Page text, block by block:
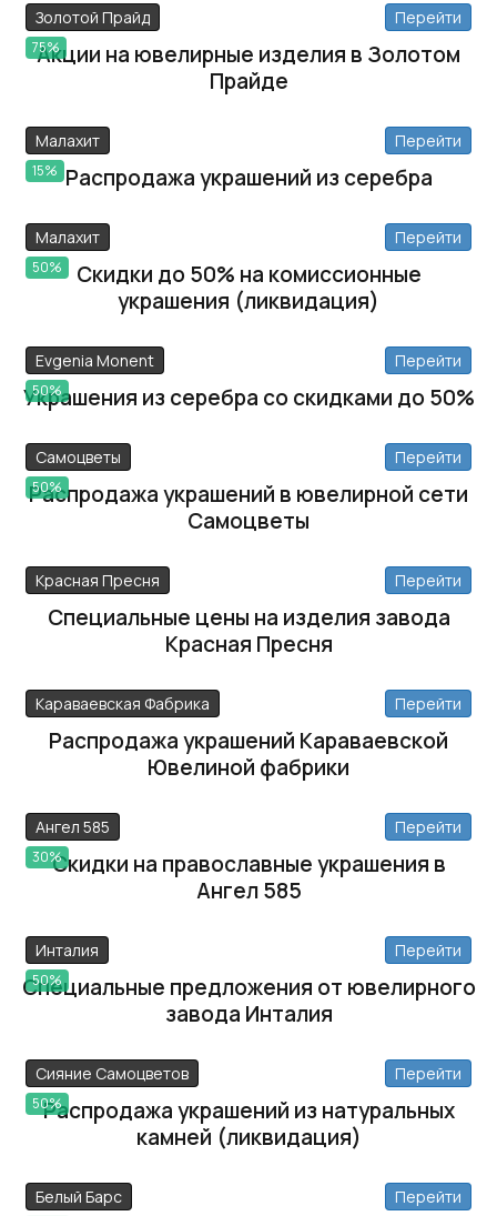
Золотой Прайд
75%
Перейти
Акции на ювелирные изделия в Золотом
Прайде
Малахит
15%
Перейти
Распродажа украшений из серебра
Малахит
50%
Перейти
Скидки до 50% на комиссионные
украшения (ликвидация)
Evgenia Monent
50%
Перейти
Украшения из серебра со скидками до 50%
Самоцветы
50%
Перейти
Распродажа украшений в ювелирной сети
Самоцветы
Красная Пресня Перейти
Специальные цены на изделия завода
Красная Пресня
Караваевская Фабрика Перейти
Распродажа украшений Караваевской
Ювелиной фабрики
Ангел 585
30%
Перейти
Скидки на православные украшения в
Ангел 585
Инталия
50%
Перейти
Специальные предложения от ювелирного
завода Инталия
Сияние Самоцветов
50%
Перейти
Распродажа украшений из натуральных
камней (ликвидация)
Белый Барс Перейти